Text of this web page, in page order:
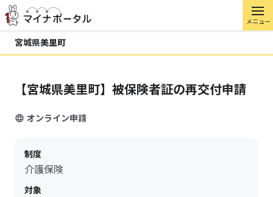
メニュー
宮城県美里町
【宮城県美里町】被保険者証の再交付申請
オンライン申請
制度
介護保険
対象